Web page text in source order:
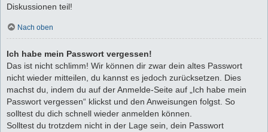
Diskussionen teil!
Nach oben
Ich habe mein Passwort vergessen!
Das ist nicht schlimm! Wir können dir zwar dein altes Passwort
nicht wieder mitteilen, du kannst es jedoch zurücksetzen. Dies
machst du, indem du auf der Anmelde-Seite auf „Ich habe mein
Passwort vergessen“ klickst und den Anweisungen folgst. So
solltest du dich schnell wieder anmelden können.
Solltest du trotzdem nicht in der Lage sein, dein Passwort